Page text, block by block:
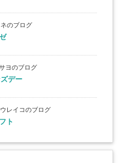
のブログ
ヨのブログ
デー
レイコのブログ
ト